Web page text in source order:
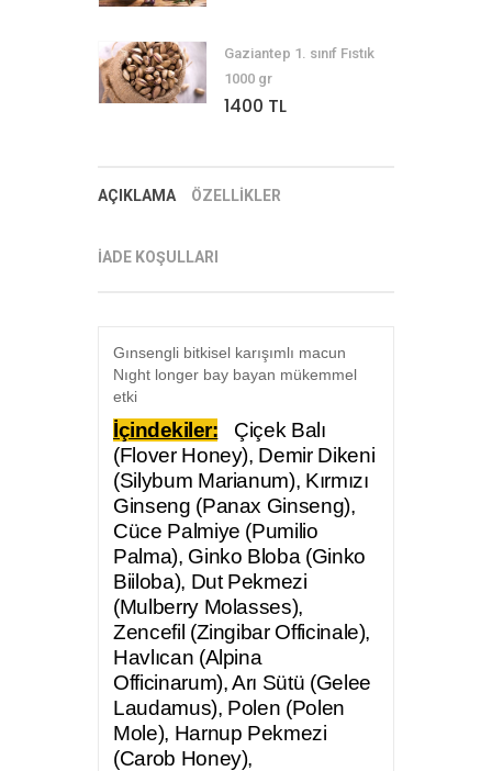
Gaziantep 1. sınıf Fıstık
1000 gr
1400 TL
AÇIKLAMA ÖZELLİKLER
İADE KOŞULLARI
Gınsengli bitkisel karışımlı macun
Nıght longer bay bayan mükemmel
etki
İçindekiler:
Çiçek Balı
(Flover Honey), Demir Dikeni
(Silybum Marianum), Kırmızı
Ginseng (Panax Ginseng),
Cüce Palmiye (Pumilio
Palma), Ginko Bloba (Ginko
Biiloba), Dut Pekmezi
(Mulberry Molasses),
Zencefil (Zingibar Officinale),
Havlıcan (Alpina
Officinarum), Arı Sütü (Gelee
Laudamus), Polen (Polen
Mole), Harnup Pekmezi
(Carob Honey),